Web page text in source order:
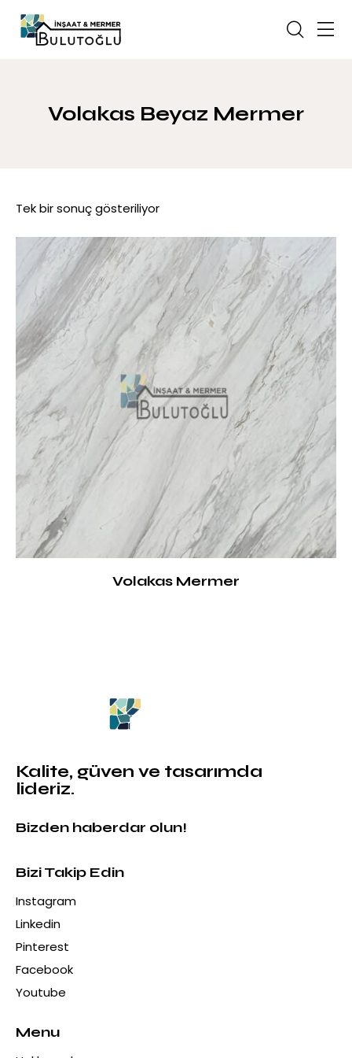
Volakas Beyaz Mermer
Tek bir sonuç gösteriliyor
Volakas Mermer
Kalite, güven ve tasarımda
lideriz.
Bizden haberdar olun!
Bizi Takip Edin
Instagram
Linkedin
Pinterest
Facebook
Youtube
Menu